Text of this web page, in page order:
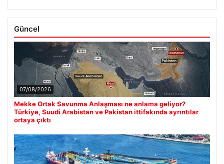
Güncel
07/08/2026
Mekke Ortak Savunma Anlaşması ne anlama geliyor?
Türkiye, Suudi Arabistan ve Pakistan ittifakında ayrıntılar
ortaya çıktı